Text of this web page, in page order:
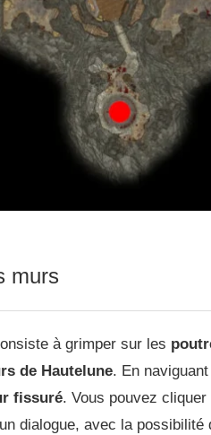
murs
à grimper sur les
de Hautelune. En
fissuré. Vous pouvez
dialogue, avec la